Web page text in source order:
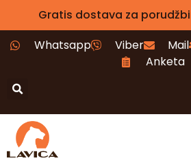
Gratis dostava za
Whatsapp
Viber Mail
Anketa